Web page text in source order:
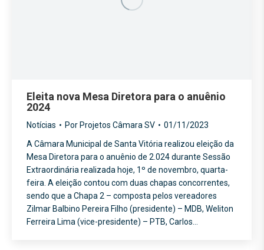
Eleita nova Mesa Diretora para o anuênio
2024
Notícias Por Projetos Câmara SV
01/11/2023
A Câmara Municipal de Santa Vitória realizou eleição da
Mesa Diretora para o anuênio de 2.024 durante Sessão
Extraordinária realizada hoje, 1º de novembro, quarta-
feira. A eleição contou com duas chapas concorrentes,
sendo que a Chapa 2 – composta pelos vereadores
Zilmar Balbino Pereira Filho (presidente) – MDB, Weliton
Ferreira Lima (vice-presidente) – PTB, Carlos…